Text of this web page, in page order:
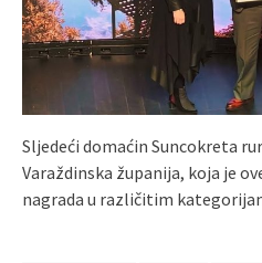
Sljedeći domaćin Suncokreta
Varaždinska županija, koja je
nagrada u različitim